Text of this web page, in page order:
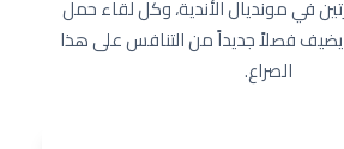
في مونديال الأندية، وكل لقاء حمل
يضيف فصلاً جديداً من التنافس على هذا
الصراع.